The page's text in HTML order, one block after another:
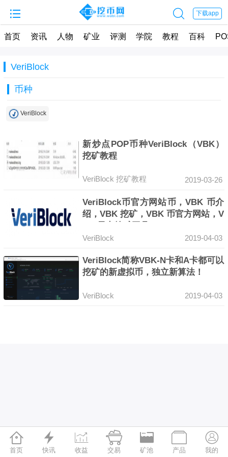
  下载app
首页 资讯 人物 矿业 评测 学院 教程 百科
VeriBlock
币种
VeriBlock
新炒点POP币种VeriBlock（VBK）
挖矿教程
VeriBlock 挖矿教程 2019-03-26
VeriBlock币官方网站 币，VBK 币介
绍，VBK 挖矿，VBK 币官方网站，V
VeriBlock 2019-04-03
VeriBlock简称VBK-N卡和A卡都可以
挖矿的新虚拟币，独立新算法！
VeriBlock 2019-04-03

首页

快讯

收益

交易

矿池

产品

我的